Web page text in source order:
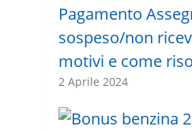
Pagamento
sospeso/non
motivi e come
2 Aprile 2024